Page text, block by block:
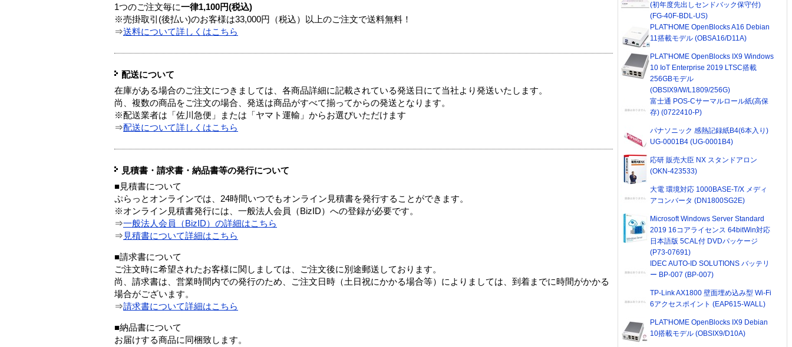
1つのご注文毎に一律1,100円(税込)
※売掛取引(後払い)のお客様は33,000円（税込）以上のご注文で送料無料！
⇒送料について詳しくはこちら
配送について
在庫がある場合のご注文につきましては、各商品詳細に記載されている発送日にて当社より発送いたします。
尚、複数の商品をご注文の場合、発送は商品がすべて揃ってからの発送となります。
※配送業者は「佐川急便」または「ヤマト運輸」からお選びいただけます
⇒配送について詳しくはこちら
見積書・請求書・納品書等の発行について
■見積書について
ぷらっとオンラインでは、24時間いつでもオンライン見積書を発行することができます。
※オンライン見積書発行には、一般法人会員（BizID）への登録が必要です。
⇒一般法人会員（BizID）の詳細はこちら
⇒ 見積書について詳細はこちら
■請求書について
ご注文時に希望されたお客様に関しましては、ご注文後に別途郵送しております。
尚、請求書は、営業時間内での発行のため、ご注文日時（土日祝にかかる場合等）によりましては、到着までに時間がかかる
場合がございます。
⇒請求書について詳細はこちら
■納品書について
お届けする商品に同梱致します。
(初年度先出しセンドバック保守付)
(FG-40F-BDL-US)
PLAT'HOME OpenBlocks A16 Debian
11搭載モデル (OBSA16/D11A)
PLAT'HOME OpenBlocks IX9 Windows
10 IoT Enterprise 2019 LTSC搭載
256GBモデル
(OBSIX9/W/L1809/256G)
富士通 POS-Cサーマルロール紙(高保
存) (0722410-P)
パナソニック 感熱記録紙B4(6本入り)
UG-0001B4 (UG-0001B4)
応研 販売大臣 NX スタンドアロン
(OKN-423533)
大電 環境対応 1000BASE-T/X メディ
アコンバータ (DN1800SG2E)
Microsoft Windows Server Standard
2019 16コアライセンス 64bitWin対応
日本語版 5CAL付 DVDパッケージ
(P73-07691)
IDEC AUTO-ID SOLUTIONS バッテリ
ー BP-007 (BP-007)
TP-Link AX1800 壁面埋め込み型 Wi-Fi
6アクセスポイント (EAP615-WALL)
PLAT'HOME OpenBlocks IX9 Debian
10搭載モデル (OBSIX9/D10A)